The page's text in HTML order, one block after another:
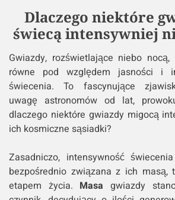
Dlaczego niektóre
świecą intensywniej
Gwiazdy, rozświetlające niebo
równe pod względem jasności i
świecenia. To fascynujące
uwagę astronomów od lat,
dlaczego niektóre gwiazdy migocą
ich kosmiczne sąsiadki?
Zasadniczo, intensywność
bezpośrednio związana z ich masą,
etapem życia. Masa gwiazdy